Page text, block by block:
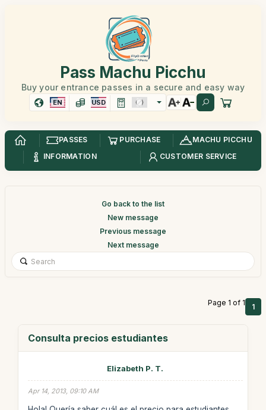
Pass Machu Picchu
Buy your entrance passes in a secure and easy way
EN USD
PASSES PURCHASE
MACHU PICCHU
INFORMATION
CUSTOMER SERVICE
Go back to the list
New message
Previous message
Next message
Page 1 of 1 1
Consulta precios estudiantes
Elizabeth P. T.
Apr 14, 2013, 09:10 AM